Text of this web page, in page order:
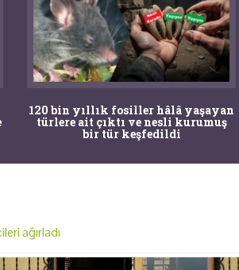
120 bin yıllık fosiller hâlâ yaşayan
türlere ait çıktı ve nesli kurumuş
bir tür keşfedildi
ağırladı